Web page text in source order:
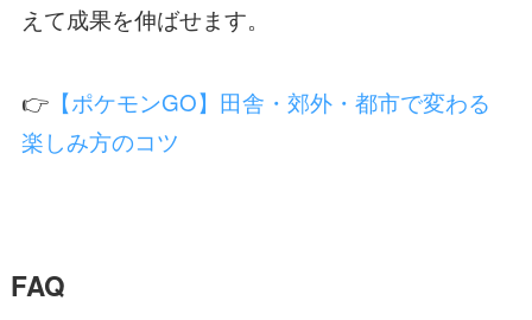
えて成果を伸ばせます。
👉【ポケモンGO】田舎・郊外・都市で変わる
楽しみ方のコツ
FAQ